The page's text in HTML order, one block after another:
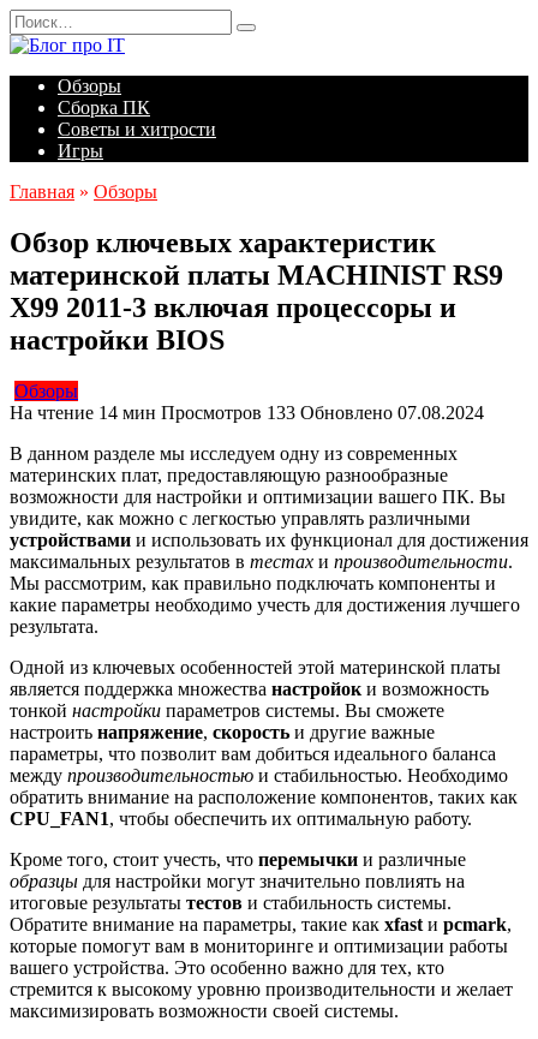
Перейти
к
содержанию
Search
for:
Обзоры
Сборка ПК
Советы и хитрости
Игры
Главная » Обзоры
Обзор ключевых характеристик
материнской платы MACHINIST RS9
X99 2011-3 включая процессоры и
настройки BIOS
Обзоры
На чтение 14 мин Просмотров 133 Обновлено 07.08.2024
В данном разделе мы исследуем одну из современных
материнских плат, предоставляющую разнообразные
возможности для настройки и оптимизации вашего ПК. Вы
увидите, как можно с легкостью управлять различными
устройствами и использовать их функционал для достижения
максимальных результатов в тестах и производительности.
Мы рассмотрим, как правильно подключать компоненты и
какие параметры необходимо учесть для достижения лучшего
результата.
Одной из ключевых особенностей этой материнской платы
является поддержка множества настройок и возможность
тонкой настройки параметров системы. Вы сможете
настроить напряжение, скорость и другие важные
параметры, что позволит вам добиться идеального баланса
между производительностью и стабильностью. Необходимо
обратить внимание на расположение компонентов, таких как
CPU_FAN1, чтобы обеспечить их оптимальную работу.
Кроме того, стоит учесть, что перемычки и различные
образцы для настройки могут значительно повлиять на
итоговые результаты тестов и стабильность системы.
Обратите внимание на параметры, такие как xfast и pcmark,
которые помогут вам в мониторинге и оптимизации работы
вашего устройства. Это особенно важно для тех, кто
стремится к высокому уровню производительности и желает
максимизировать возможности своей системы.